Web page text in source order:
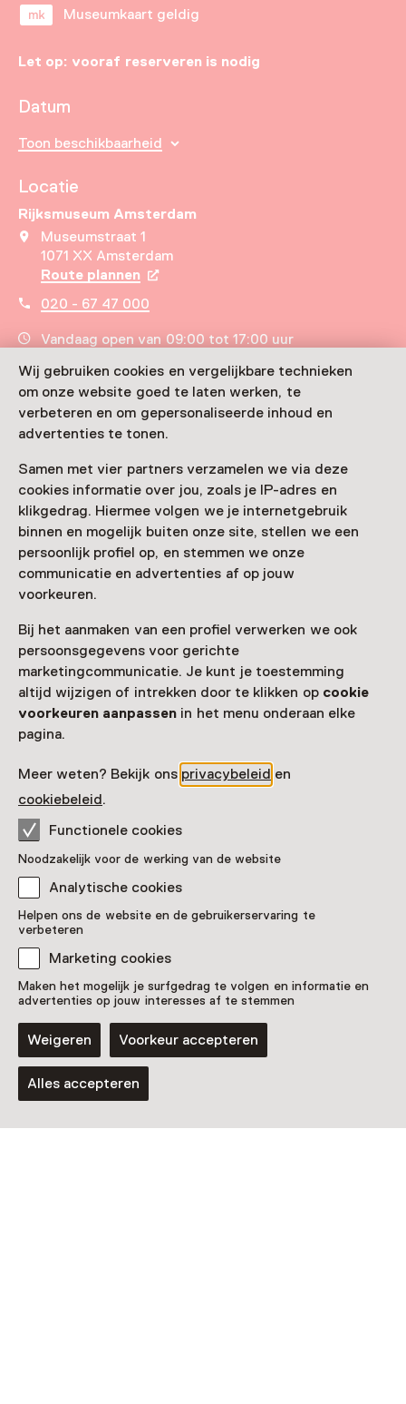
Wij gebruiken cookies en vergelijkbare technieken
om onze website goed te laten werken, te
verbeteren en om gepersonaliseerde inhoud en
advertenties te tonen.
Samen met vier partners verzamelen we via deze
cookies informatie over jou, zoals je IP-adres en
klikgedrag. Hiermee volgen we je internetgebruik
binnen en mogelijk buiten onze site, stellen we een
persoonlijk profiel op, en stemmen we onze
communicatie en advertenties af op jouw
voorkeuren.
Bij het aanmaken van een profiel verwerken we ook
persoonsgegevens voor gerichte
marketingcommunicatie. Je kunt je toestemming
altijd wijzigen of intrekken door te klikken op cookie
voorkeuren aanpassen in het menu onderaan elke
pagina.
Meer weten? Bekijk ons privacybeleid en
cookiebeleid.
Functionele cookies
Noodzakelijk voor de werking van de website
Analytische cookies
Helpen ons de website en de gebruikerservaring te
verbeteren
Marketing cookies
Maken het mogelijk je surfgedrag te volgen en informatie en
advertenties op jouw interesses af te stemmen
Weigeren Voorkeur accepteren
Alles accepteren
Museumkaart geldig
Let op: vooraf reserveren is nodig
Datum
Toon beschikbaarheid
Locatie
Rijksmuseum Amsterdam
Museumstraat 1
1071 XX Amsterdam
Route plannen Opent in een nieuw tabblad
020 - 67 47 000
Vandaag open van 09:00 tot 17:00 uur
Zien & doen in
Rijksmuseum
Amsterdam
Tentoonstelling
WORN
T/m 21 maart 2027 van 09:00 tot 17:00
Tentoonstelling
Carel Visser in de
Rijksmuseumtuinen